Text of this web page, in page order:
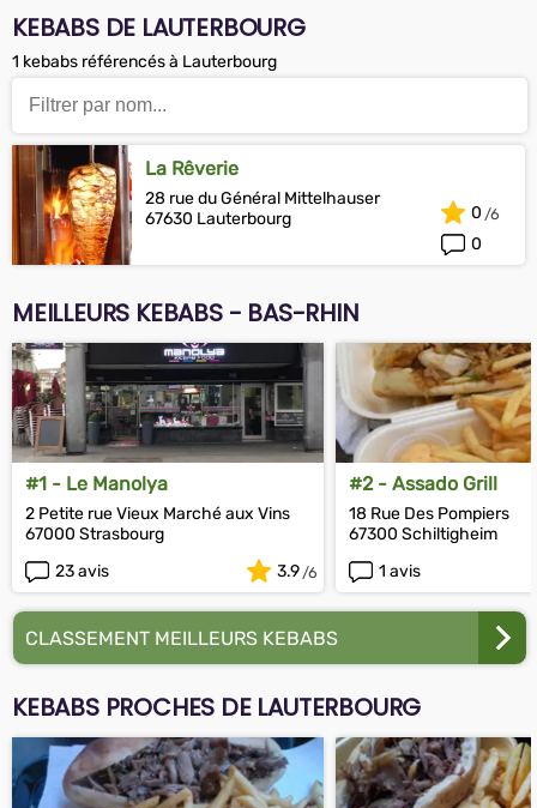
KEBABS DE LAUTERBOURG
1 kebabs référencés à Lauterbourg
La Rêverie
28 rue du Général Mittelhauser
67630 Lauterbourg
0
0
MEILLEURS KEBABS - BAS-RHIN
#1 - Le Manolya
2 Petite rue Vieux Marché aux Vins
67000 Strasbourg
23 avis
3.9
#2 - Assado Grill
18 Rue Des Pompiers
67300 Schiltigheim
1 avis
CLASSEMENT MEILLEURS KEBABS
KEBABS PROCHES DE LAUTERBOURG